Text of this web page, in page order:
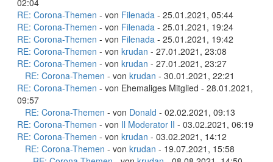
02:04
RE: Corona-Themen - von Filenada - 25.01.2021, 05:44
RE: Corona-Themen - von Filenada - 25.01.2021, 19:24
RE: Corona-Themen - von Filenada - 25.01.2021, 19:42
RE: Corona-Themen - von krudan - 27.01.2021, 23:08
RE: Corona-Themen - von krudan - 27.01.2021, 23:27
RE: Corona-Themen - von krudan - 30.01.2021, 22:21
RE: Corona-Themen - von Ehemaliges Mitglied - 28.01.2021,
09:57
RE: Corona-Themen - von Donald - 02.02.2021, 09:13
RE: Corona-Themen - von Il Moderator lI - 03.02.2021, 06:19
RE: Corona-Themen - von krudan - 03.02.2021, 14:12
RE: Corona-Themen - von krudan - 19.07.2021, 15:58